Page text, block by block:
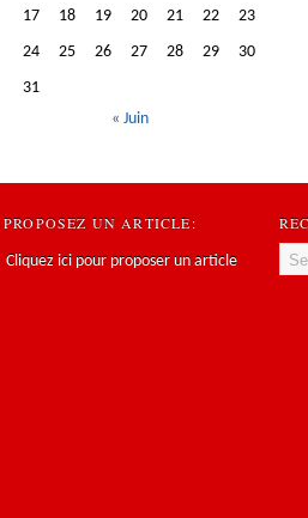
17
18 19 20 21 22
23
24
25 26 27 28 29
30
31
« Juin
PROPOSEZ UN ARTICLE:
Cliquez ici pour proposer un article